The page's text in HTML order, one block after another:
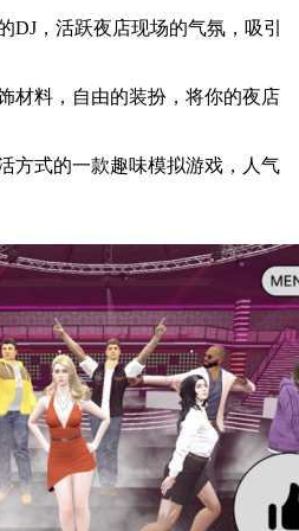
，活跃夜店现场的气氛，吸引
料，自由的装扮，将你的夜店
式的一款趣味模拟游戏，人气